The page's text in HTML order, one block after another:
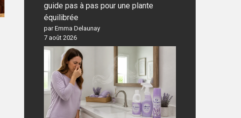
guide pas à pas pour une plante
équilibrée
par Emma Delaunay
7 août 2026